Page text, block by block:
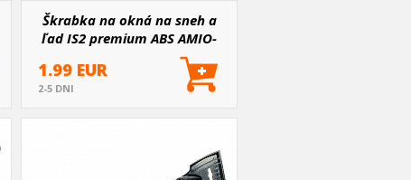
Škrabka na okná na sneh a
ľad IS2 premium ABS AMIO-
1.99 EUR
2-5 DNI